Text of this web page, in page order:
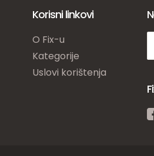
Korisni linkovi
O Fix-u
Kategorije
Uslovi korištenja